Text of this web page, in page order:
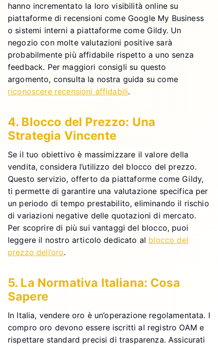
hanno incrementato la loro visibilità online su
piattaforme di recensioni come Google My Business
o sistemi interni a piattaforme come Gildy. Un
negozio con molte valutazioni positive sarà
probabilmente più affidabile rispetto a uno senza
feedback. Per maggiori consigli su questo
argomento, consulta la nostra guida su come
riconoscere recensioni affidabili.
4. Blocco del Prezzo: Una
Strategia Vincente
Se il tuo obiettivo è massimizzare il valore della
vendita, considera l’utilizzo del blocco del prezzo.
Questo servizio, offerto da piattaforme come Gildy,
ti permette di garantire una valutazione specifica per
un periodo di tempo prestabilito, eliminando il rischio
di variazioni negative delle quotazioni di mercato.
Per scoprire di più sui vantaggi del blocco, puoi
leggere il nostro articolo dedicato al blocco del
prezzo dell’oro.
5. La Normativa Italiana: Cosa
Sapere
In Italia, vendere oro è un’operazione regolamentata. I
compro oro devono essere iscritti al registro OAM e
rispettare standard precisi di trasparenza. Assicurati